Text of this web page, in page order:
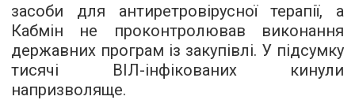
засоби для антиретровірусної терапії, а
Кабмін не проконтролював виконання
державних програм із закупівлі. У підсумку
тисячі ВІЛ-інфікованих кинули
напризволяще.